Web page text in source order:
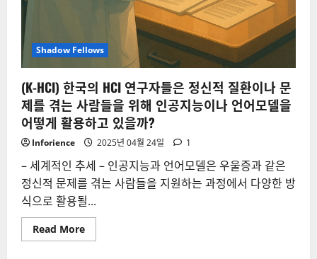
Shadow Fellows
(K-HCI) 한국의 HCI 연구자들은 정신적 질환이나 문
제를 겪는 사람들을 위해 인공지능이나 언어모델을
어떻게 활용하고 있을까?
Inforience 2025년 04월 24일 1
– 세계적인 추세 – 인공지능과 언어모델은 우울증과 같은
정신적 문제를 겪는 사람들을 지원하는 과정에서 다양한 방
식으로 활용될...
Read MoreRead
more